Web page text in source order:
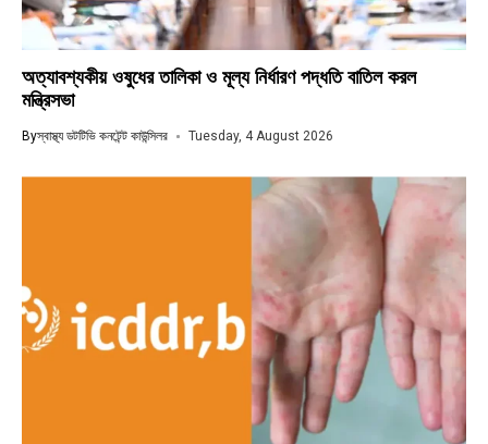
অত্যাবশ্যকীয় ওষুধের তালিকা ও মূল্য নির্ধারণ পদ্ধতি বাতিল করল
মন্ত্রিসভা
Byস্বাস্থ্য ডটটিভি কনটেন্ট কাউন্সিলর Tuesday, 4 August 2026